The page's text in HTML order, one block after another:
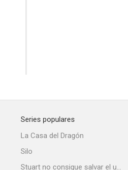
Series populares
La Casa del Dragón
Silo
Stuart no consigue salvar el universo